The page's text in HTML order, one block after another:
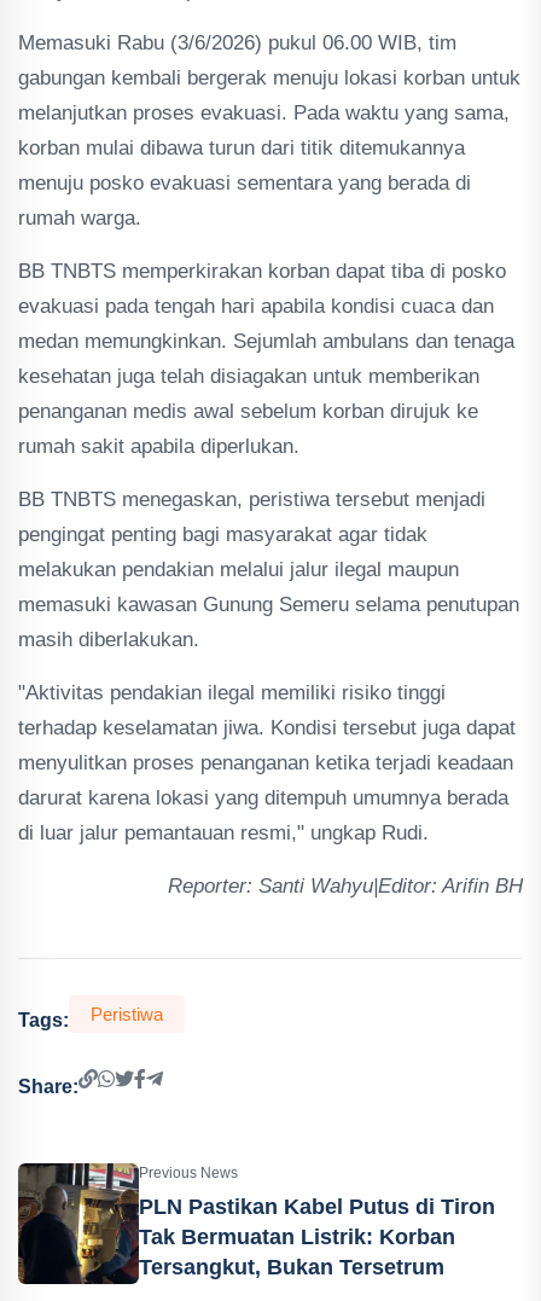
Memasuki Rabu (3/6/2026) pukul 06.00 WIB, tim
gabungan kembali bergerak menuju lokasi korban untuk
melanjutkan proses evakuasi. Pada waktu yang sama,
korban mulai dibawa turun dari titik ditemukannya
menuju posko evakuasi sementara yang berada di
rumah warga.
BB TNBTS memperkirakan korban dapat tiba di posko
evakuasi pada tengah hari apabila kondisi cuaca dan
medan memungkinkan. Sejumlah ambulans dan tenaga
kesehatan juga telah disiagakan untuk memberikan
penanganan medis awal sebelum korban dirujuk ke
rumah sakit apabila diperlukan.
BB TNBTS menegaskan, peristiwa tersebut menjadi
pengingat penting bagi masyarakat agar tidak
melakukan pendakian melalui jalur ilegal maupun
memasuki kawasan Gunung Semeru selama penutupan
masih diberlakukan.
"Aktivitas pendakian ilegal memiliki risiko tinggi
terhadap keselamatan jiwa. Kondisi tersebut juga dapat
menyulitkan proses penanganan ketika terjadi keadaan
darurat karena lokasi yang ditempuh umumnya berada
di luar jalur pemantauan resmi," ungkap Rudi.
Reporter: Santi Wahyu|Editor: Arifin BH
Tags: Peristiwa
Share:
Previous News
PLN Pastikan Kabel Putus di Tiron
Tak Bermuatan Listrik: Korban
Tersangkut, Bukan Tersetrum